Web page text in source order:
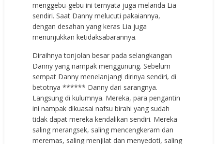
menggebu-gebu ini ternyata juga melanda Lia
sendiri. Saat Danny melucuti pakaiannya,
dengan desahan yang keras Lia juga
menunjukkan ketidaksabarannya.
Diraihnya tonjolan besar pada selangkangan
Danny yang nampak menggunung. Sebelum
sempat Danny menelanjangi dirinya sendiri, di
betotnya ****** Danny dari sarangnya.
Langsung di kulumnya. Mereka, para pengantin
ini nampak dikuasai nafsu birahi yang sudah
tidak dapat mereka kendalikan sendiri. Mereka
saling merangsek, saling mencengkeram dan
meremas, saling menjilat dan menyedoti, saling